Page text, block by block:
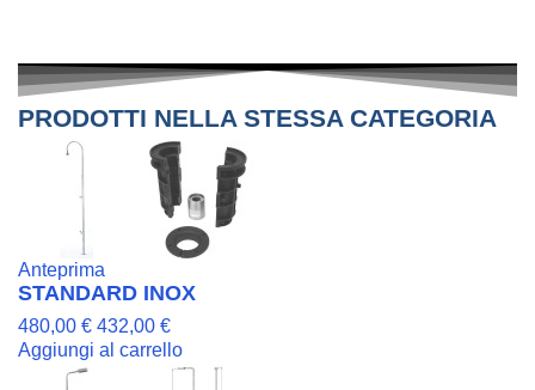
PRODOTTI NELLA STESSA CATEGORIA
Anteprima
STANDARD INOX
480,00 € 432,00 €
Aggiungi al carrello